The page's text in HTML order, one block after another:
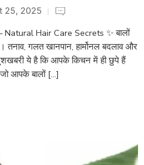
25, 2025
Hair Care Secrets ✨ बालों
गलत खानपान, हार्मोनल बदलाव और
ये है कि आपके किचन में ही छुपे हैं
आपके बालों […]